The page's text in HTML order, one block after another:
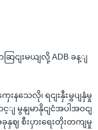
ဆြငျးမယျလို့ ADB ခန့ျ
နသေလို၊ ရငျးနှီးမွှပျနှံမှု
ျ မွနျမာနိုငျငံအပါအဝငျ
ဈ စီးပှားရေးတိုးတကျမှု